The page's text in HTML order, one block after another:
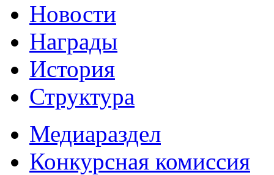
Новости
Награды
История
Структура
Медиараздел
Конкурсная комиссия